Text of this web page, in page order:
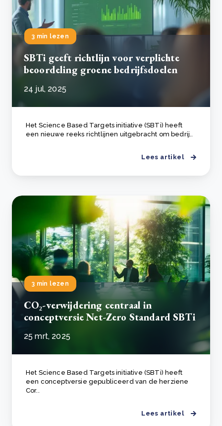
3 min lezen
SBTi geeft richtlijn voor verplichte
beoordeling groene bedrijfsdoelen
24 jul, 2025
Het Science Based Targets initiative (SBTi) heeft
een nieuwe reeks richtlijnen uitgebracht om bedrij..
Lees artikel
3 min lezen
CO₂-verwijdering centraal in
conceptversie Net-Zero Standard SBTi
25 mrt, 2025
Het Science Based Targets initiative (SBTi) heeft
een conceptversie gepubliceerd van de herziene
Cor..
Lees artikel